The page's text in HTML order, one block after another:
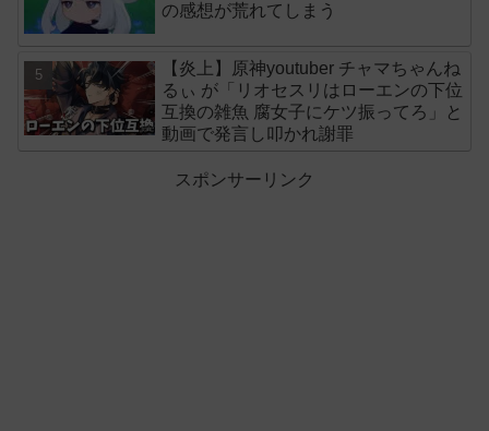
の感想が荒れてしまう
【炎上】原神youtuber チャマちゃんね
るぃ が「リオセスリはローエンの下位
互換の雑魚 腐女子にケツ振ってろ」と
動画で発言し叩かれ謝罪
スポンサーリンク